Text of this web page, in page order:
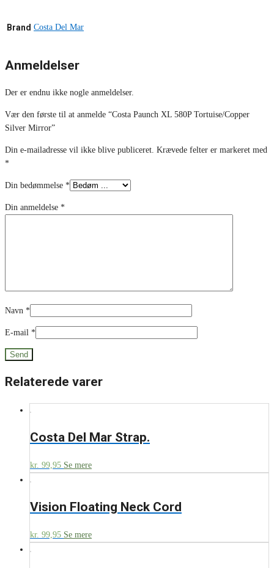
Brand Costa Del Mar
Anmeldelser
Der er endnu ikke nogle anmeldelser.
Vær den første til at anmelde “Costa Paunch XL 580P Tortuise/Copper
Silver Mirror”
Din e-mailadresse vil ikke blive publiceret. Krævede felter er markeret med
*
Din bedømmelse *
Din anmeldelse *
Navn *
E-mail *
Relaterede varer
Costa Del Mar Strap.
kr. 99,95 Se mere
Vision Floating Neck Cord
kr. 99,95 Se mere